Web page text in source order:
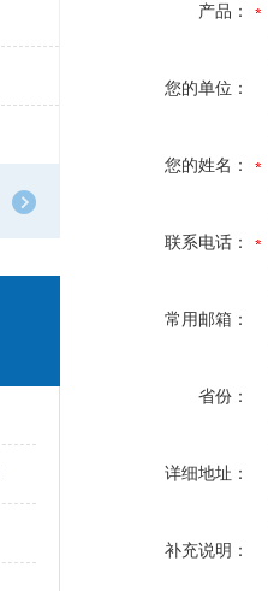
产品：
您的单位：
您的姓名：
联系电话：
常用邮箱：
省份：
详细地址：
补充说明：